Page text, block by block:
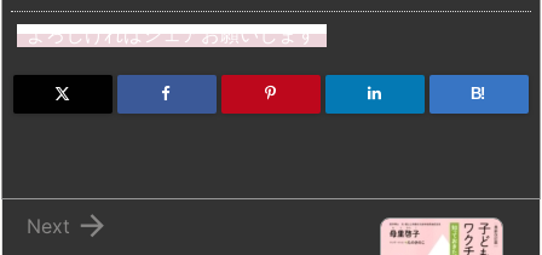
st
o
d
e
s
k
e
a
d
m
bl
r
b
o
ar
n
dr
o
よろしければシェアお願いします
B!

Next